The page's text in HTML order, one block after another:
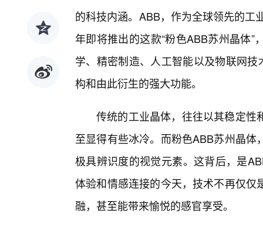
的科技内涵。ABB，作为全球领先的工
年即将推出的这款“粉色ABB苏州晶体
学、精密制造、人工智能以及物联网
构和由此衍生的强大功能。
传统的工业晶体，往往以其稳定性
至显得有些冰冷。而粉色ABB苏州晶
极具辨识度的视觉元素。这背后，是
体验和情感连接的今天，技术不再仅
融，甚至能带来愉悦的感官享受。